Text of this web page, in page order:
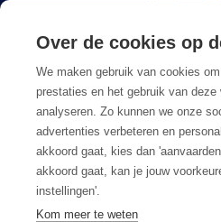
Anticimex dans
Postes vacants
Foire aux
Over de cookies op
We maken gebruik van cookies
prestaties en het gebruik van
analyseren. Zo kunnen we onze
advertenties verbeteren en
akkoord gaat, kies dan
akkoord gaat, kan je jouw
instellingen'.
Kom meer te weten